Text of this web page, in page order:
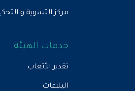
مركز التسوية و التحكيم
خدمات الهيئة
تقدير الأتعاب
البلاغات